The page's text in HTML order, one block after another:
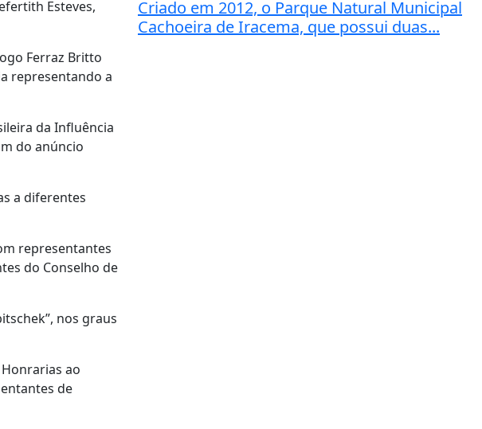
Esteves,
Ferraz Britto
representando a
da Influência
do anúncio
a diferentes
representantes
do Conselho de
nos graus
ao
de
Criado em 2012, o Parque Natural Municipal
Cachoeira de Iracema, que possui duas...